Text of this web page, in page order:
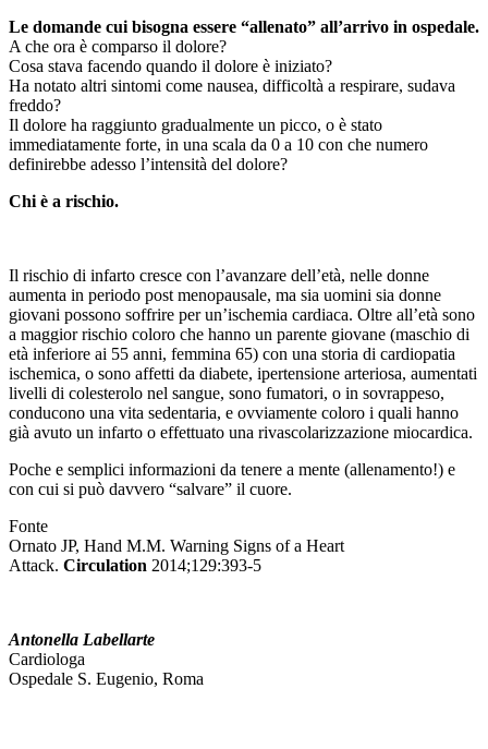
Le domande cui bisogna essere “allenato” all’arrivo in ospedale.
A che ora è comparso il dolore?
Cosa stava facendo quando il dolore è iniziato?
Ha notato altri sintomi come nausea, difficoltà a respirare, sudava
freddo?
Il dolore ha raggiunto gradualmente un picco, o è stato
immediatamente forte, in una scala da 0 a 10 con che numero
definirebbe adesso l’intensità del dolore?
Chi è a rischio.
Il rischio di infarto cresce con l’avanzare dell’età, nelle donne
aumenta in periodo post menopausale, ma sia uomini sia donne
giovani possono soffrire per un’ischemia cardiaca. Oltre all’età sono
a maggior rischio coloro che hanno un parente giovane (maschio di
età inferiore ai 55 anni, femmina 65) con una storia di cardiopatia
ischemica, o sono affetti da diabete, ipertensione arteriosa, aumentati
livelli di colesterolo nel sangue, sono fumatori, o in sovrappeso,
conducono una vita sedentaria, e ovviamente coloro i quali hanno
già avuto un infarto o effettuato una rivascolarizzazione miocardica.
Poche e semplici informazioni da tenere a mente (allenamento!) e
con cui si può davvero “salvare” il cuore.
Fonte
Ornato JP, Hand M.M. Warning Signs of a Heart
Attack. Circulation 2014;129:393-5
Antonella Labellarte
Cardiologa
Ospedale S. Eugenio, Roma